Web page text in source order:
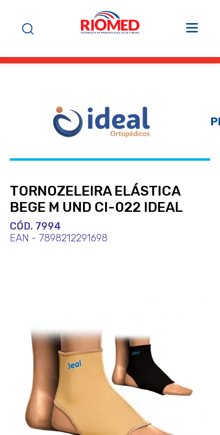
TORNOZELEIRA ELÁSTICA
BEGE M UND CI-022 IDEAL
CÓD. 7994
EAN - 7898212291698